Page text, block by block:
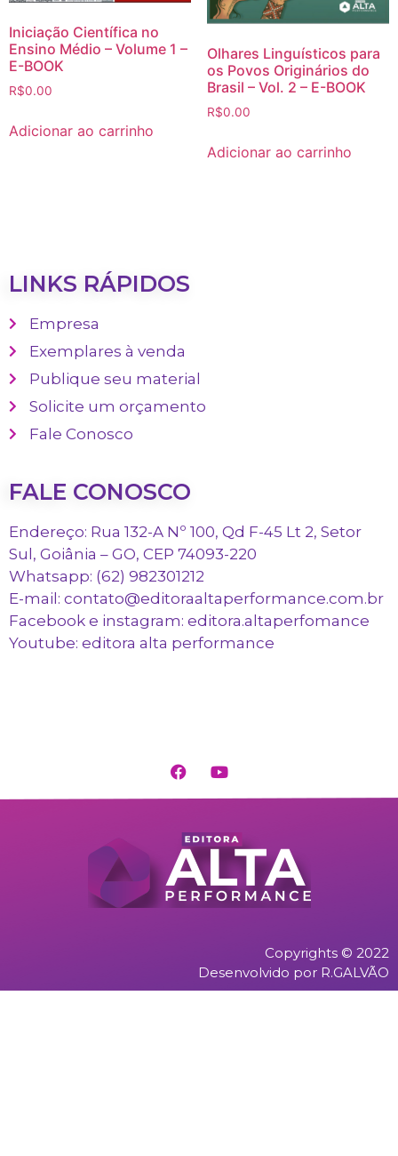
Iniciação Científica no
Ensino Médio – Volume 1 –
E-BOOK
R$0.00
Adicionar ao carrinho
Olhares Linguísticos para
os Povos Originários do
Brasil – Vol. 2 – E-BOOK
R$0.00
Adicionar ao carrinho
LINKS RÁPIDOS
Empresa
Exemplares à venda
Publique seu material
Solicite um orçamento
Fale Conosco
FALE CONOSCO
Endereço: Rua 132-A Nº 100, Qd F-45 Lt 2, Setor
Sul, Goiânia – GO, CEP 74093-220
Whatsapp: (62) 982301212
E-mail: contato@editoraaltaperformance.com.br
Facebook e instagram: editora.altaperfomance
Youtube: editora alta performance
Copyrights © 2022
Desenvolvido por R.GALVÃO